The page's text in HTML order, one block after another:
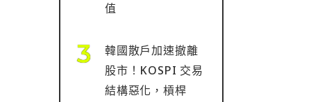
值
韓國散戶加速撤離
股市！KOSPI 交易
結構惡化，槓桿